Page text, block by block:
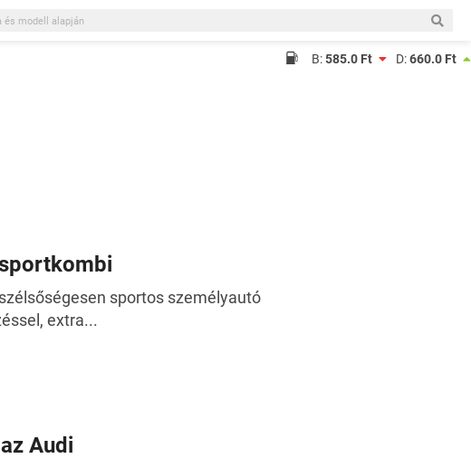
B:585.0 Ft D:660.0 Ft
sportos személyautó
extra...
Audi